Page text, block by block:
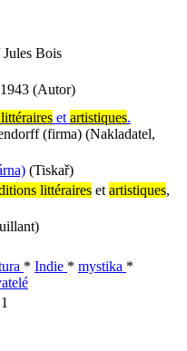
Bois
(Autor)
et artistiques.
(firma) (Nakladatel,
(Tiskař)
littéraires et artistiques,
* Indie * mystika *